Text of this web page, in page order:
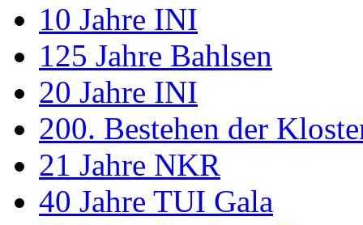
10 Jahre INI
125 Jahre Bahlsen
20 Jahre INI
200. Bestehen der
21 Jahre NKR
40 Jahre TUI Gala